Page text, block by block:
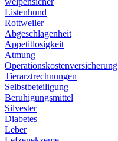
Listenhund
Rottweiler
Abgeschlagenheit
Appetitlosigkeit
Atmung
Operationskostenversicherung
Tierarztrechnungen
Selbstbeteiligung
Beruhigungsmittel
Silvester
Diabetes
Leber